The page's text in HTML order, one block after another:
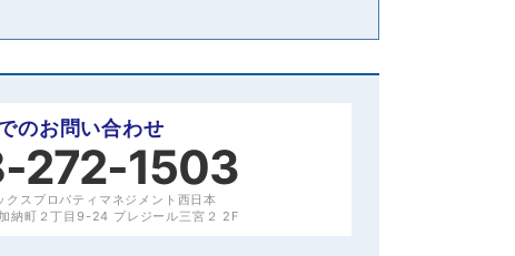
のお問い合わせ
272-1503
クスプロパティマネジメント西日本
納町２丁目9-24 プレジール三宮２ 2F